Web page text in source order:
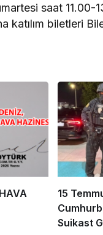
saat 11.00-
katılım biletleri
15
Suikast